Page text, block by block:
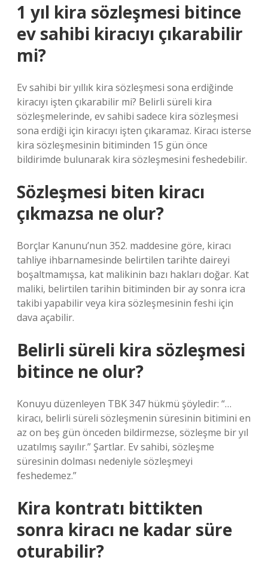
1 yıl kira sözleşmesi bitince
ev sahibi kiracıyı çıkarabilir
mi?
Ev sahibi bir yıllık kira sözleşmesi sona erdiğinde
kiracıyı işten çıkarabilir mi? Belirli süreli kira
sözleşmelerinde, ev sahibi sadece kira sözleşmesi
sona erdiği için kiracıyı işten çıkaramaz. Kiracı isterse
kira sözleşmesinin bitiminden 15 gün önce
bildirimde bulunarak kira sözleşmesini feshedebilir.
Sözleşmesi biten kiracı
çıkmazsa ne olur?
Borçlar Kanunu’nun 352. maddesine göre, kiracı
tahliye ihbarnamesinde belirtilen tarihte daireyi
boşaltmamışsa, kat malikinin bazı hakları doğar. Kat
maliki, belirtilen tarihin bitiminden bir ay sonra icra
takibi yapabilir veya kira sözleşmesinin feshi için
dava açabilir.
Belirli süreli kira sözleşmesi
bitince ne olur?
Konuyu düzenleyen TBK 347 hükmü şöyledir: “…
kiracı, belirli süreli sözleşmenin süresinin bitimini en
az on beş gün önceden bildirmezse, sözleşme bir yıl
uzatılmış sayılır.” Şartlar. Ev sahibi, sözleşme
süresinin dolması nedeniyle sözleşmeyi
feshedemez.”
Kira kontratı bittikten
sonra kiracı ne kadar süre
oturabilir?